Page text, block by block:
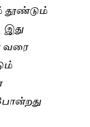
தூண்டும்
வரை